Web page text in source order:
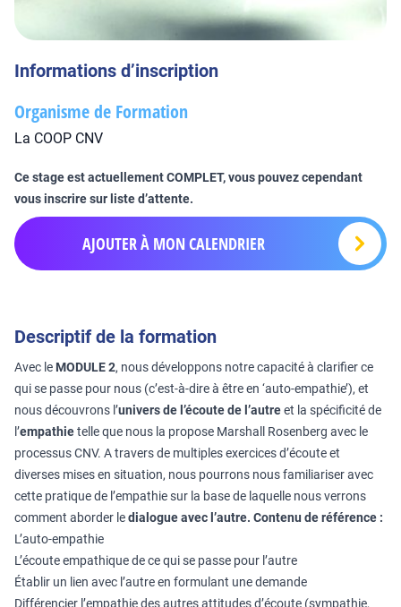
Informations d’inscription
Organisme de Formation
La COOP CNV
Ce stage est actuellement COMPLET, vous pouvez cependant
vous inscrire sur liste d’attente.
AJOUTER À MON CALENDRIER
Descriptif de la formation
Avec le MODULE 2, nous développons notre capacité à clarifier ce
qui se passe pour nous (c’est-à-dire à être en ‘auto-empathie’), et
nous découvrons l’univers de l’écoute de l’autreet la spécificité de
l’empathietelle que nous la propose Marshall Rosenberg avec le
processus CNV. A travers de multiples exercices d’écoute et
diverses mises en situation, nous pourrons nous familiariser avec
cette pratique de l’empathie sur la base de laquelle nous verrons
comment aborder ledialogue avec l’autre. Contenu de référence :
L’auto-empathie
L’écoute empathique de ce qui se passe pour l’autre
Établir un lien avec l’autre en formulant une demande
Différencier l’empathie des autres attitudes d’écoute (sympathie,